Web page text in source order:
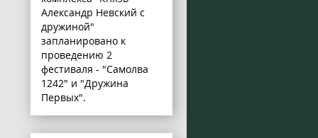
Александр Невский с
дружиной"
запланировано к
проведению 2
фестиваля - "Самолва
1242" и "Дружина
Первых".